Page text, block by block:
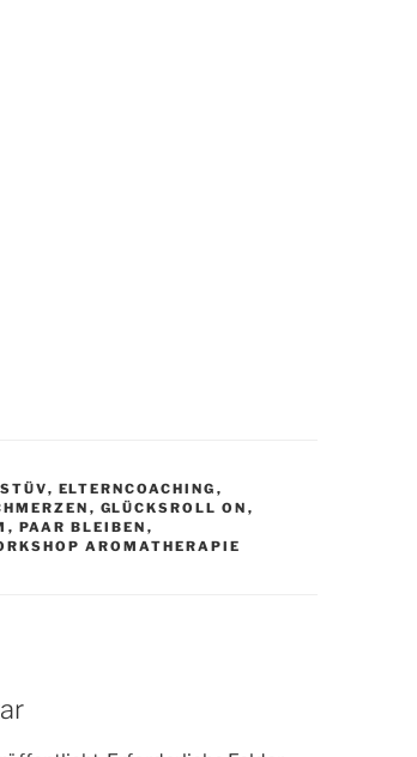
, ELTERNCOACHING ,
, GLÜCKSROLL ON ,
, PAAR BLEIBEN ,
AROMATHERAPIE